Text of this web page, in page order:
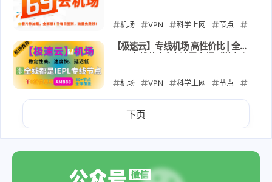
机场 VPN 科学上网 节点
订阅 解锁GPT
【极速云】专线机场 高性价比 | 全
机场 VPN 科学上网 节点
订阅 解锁GPT 专线 极速云
2024-11-06
下页